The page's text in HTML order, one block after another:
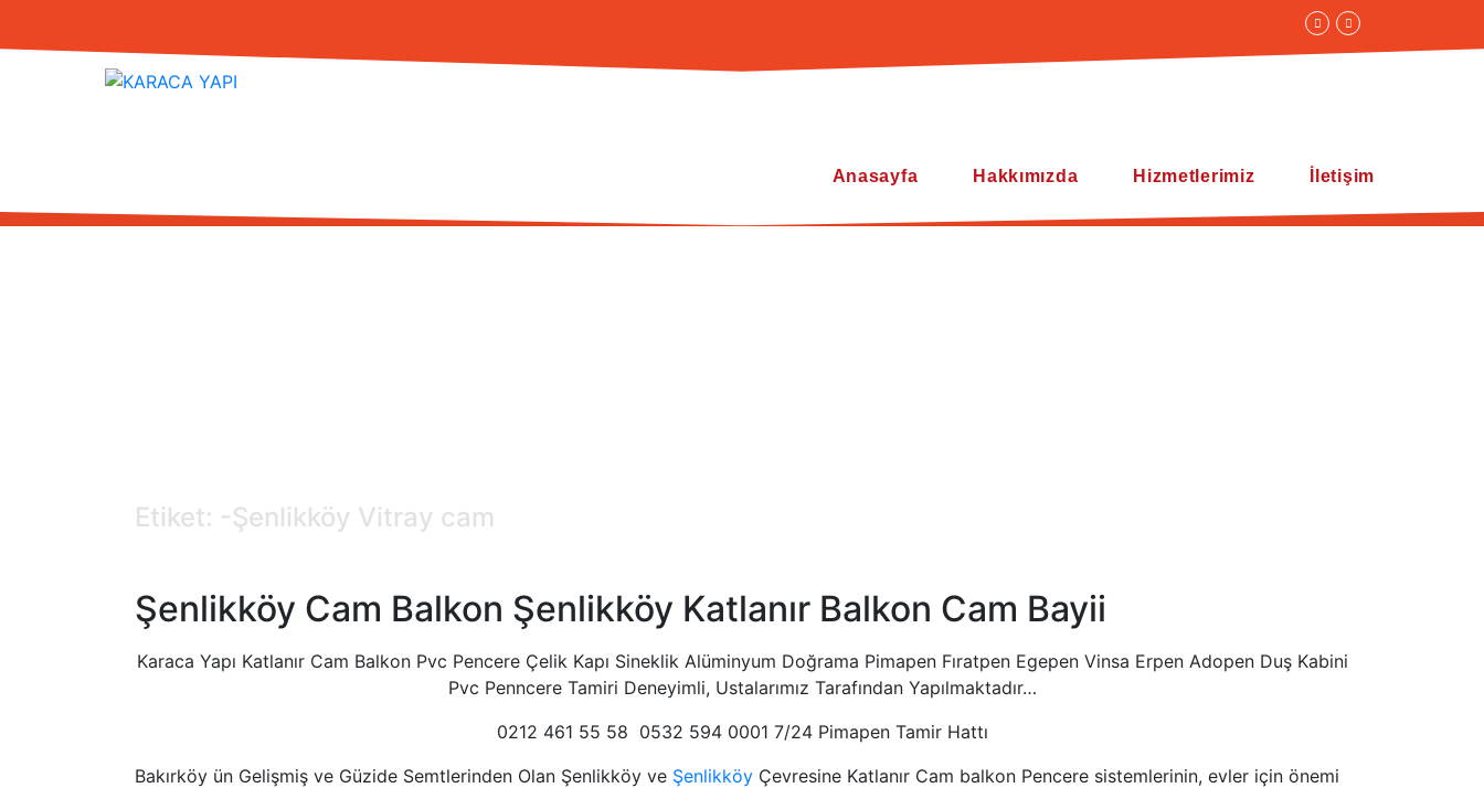
Anasayfa Hakkımızda Hizmetlerimiz İletişim
Etiket: -Şenlikköy Vitray cam
Şenlikköy Cam Balkon Şenlikköy Katlanır Balkon Cam Bayii
Karaca Yapı Katlanır Cam Balkon Pvc Pencere Çelik Kapı Sineklik Alüminyum Doğrama Pimapen Fıratpen Egepen Vinsa Erpen Adopen Duş Kabini
Pvc Penncere Tamiri Deneyimli, Ustalarımız Tarafından Yapılmaktadır…
0212 461 55 58 0532 594 0001 7/24 Pimapen Tamir Hattı
Bakırköy ün Gelişmiş ve Güzide Semtlerinden Olan Şenlikköy ve Şenlikköy Çevresine Katlanır Cam balkon Pencere sistemlerinin, evler için önemi